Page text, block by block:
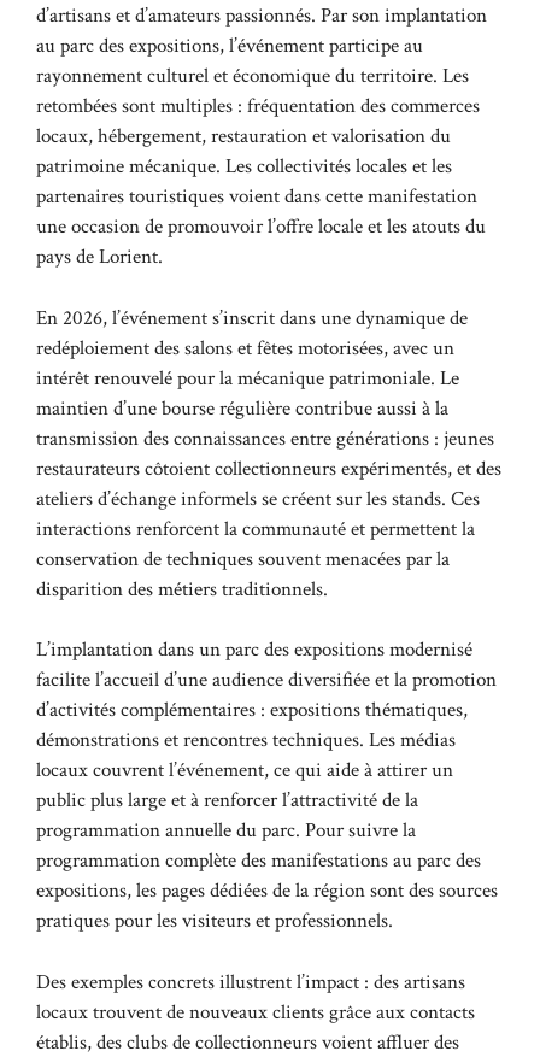
d’artisans et d’amateurs passionnés. Par son implantation
au parc des expositions, l’événement participe au
rayonnement culturel et économique du territoire. Les
retombées sont multiples : fréquentation des commerces
locaux, hébergement, restauration et valorisation du
patrimoine mécanique. Les collectivités locales et les
partenaires touristiques voient dans cette manifestation
une occasion de promouvoir l’offre locale et les atouts du
pays de Lorient.
En 2026, l’événement s’inscrit dans une dynamique de
redéploiement des salons et fêtes motorisées, avec un
intérêt renouvelé pour la mécanique patrimoniale. Le
maintien d’une bourse régulière contribue aussi à la
transmission des connaissances entre générations : jeunes
restaurateurs côtoient collectionneurs expérimentés, et des
ateliers d’échange informels se créent sur les stands. Ces
interactions renforcent la communauté et permettent la
conservation de techniques souvent menacées par la
disparition des métiers traditionnels.
L’implantation dans un parc des expositions modernisé
facilite l’accueil d’une audience diversifiée et la promotion
d’activités complémentaires : expositions thématiques,
démonstrations et rencontres techniques. Les médias
locaux couvrent l’événement, ce qui aide à attirer un
public plus large et à renforcer l’attractivité de la
programmation annuelle du parc. Pour suivre la
programmation complète des manifestations au parc des
expositions, les pages dédiées de la région sont des sources
pratiques pour les visiteurs et professionnels.
Des exemples concrets illustrent l’impact : des artisans
locaux trouvent de nouveaux clients grâce aux contacts
établis, des clubs de collectionneurs voient affluer des